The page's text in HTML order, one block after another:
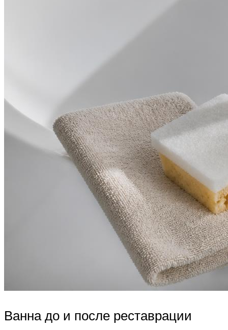
Ванна до и после реставрации